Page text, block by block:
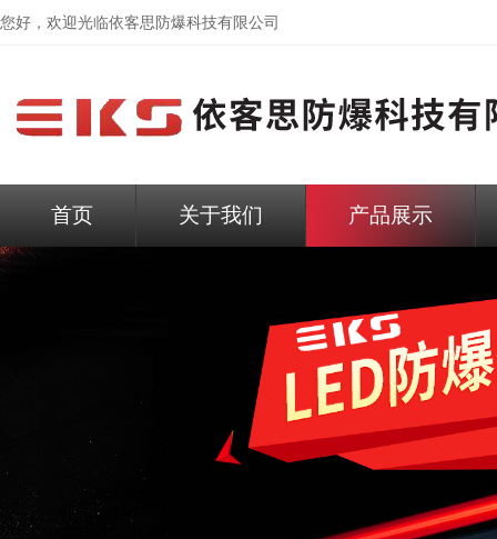
您好，欢迎光临依客思防爆科技有限公司
首页 关于我们 产品展示